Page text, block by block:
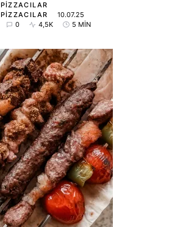
PIZZACILAR
PIZZACILAR
10.07.25
0 4,5K 5 MIN